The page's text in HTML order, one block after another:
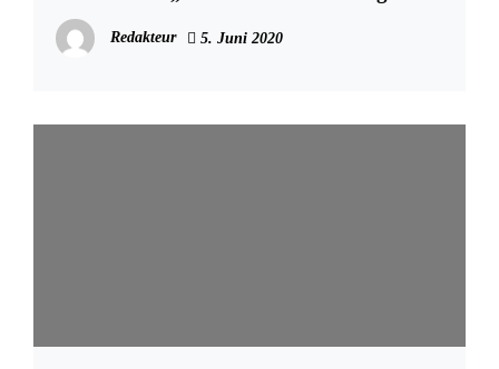
Redakteur 5. Juni 2020